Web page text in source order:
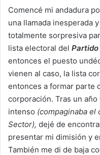
Comencé mi andadura
una llamada inesperada
totalmente sorpresiva
lista electoral del
entonces el puesto
vienen al caso, la lista
entonces a formar parte
corporación. Tras un
intenso (compaginaba el
Sector), dejé de
presentar mi dimisión y
También me di de baja